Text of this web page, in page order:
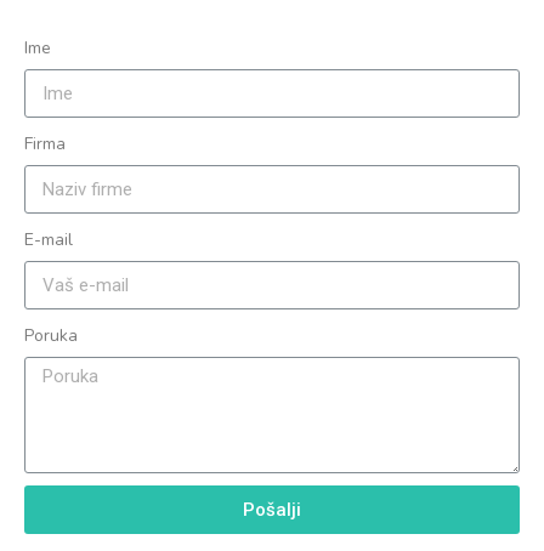
Ime
Firma
E-mail
Poruka
Pošalji